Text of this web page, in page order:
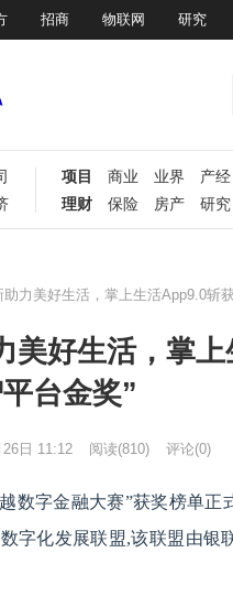
招商 物联网 研究
项目 商业 业界
产经
理财
保险 房产 研究
力美好生活，掌上生活App9.0斩
美好生活，掌
台金奖”
日 11:12 阅读(810) 评论(0)
数字金融大赛”获奖榜单
字化发展联盟,该联盟由银